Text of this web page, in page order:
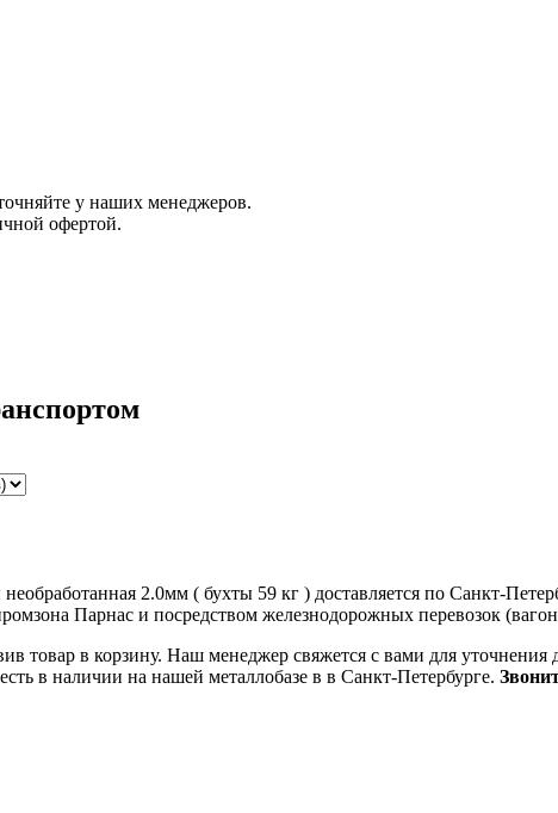
у наших менеджеров.
офертой.
2.0мм ( бухты 59 кг ) доставляется по Санкт-
Парнас и посредством железнодорожных перевозок
товар в корзину. Наш менеджер свяжется с вами для
в наличии на нашей металлобазе в в Санкт-Петербурге.